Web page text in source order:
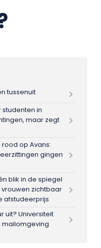
tussenuit
studenten in
maar zegt
op Avans:
gingen
blik in de spiegel
zichtbaar
afstudeerprijs
uit? Universiteit
mailomgeving